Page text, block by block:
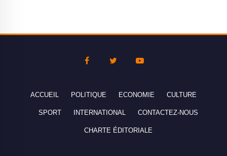
ACCUEIL POLITIQUE ECONOMIE CULTURE
SPORT INTERNATIONAL CONTACTEZ-NOUS
CHARTE ÉDITORIALE